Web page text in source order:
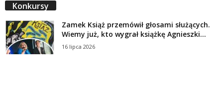
Konkursy
Zamek Książ przemówił głosami służących.
Wiemy już, kto wygrał książkę Agnieszki...
16 lipca 2026